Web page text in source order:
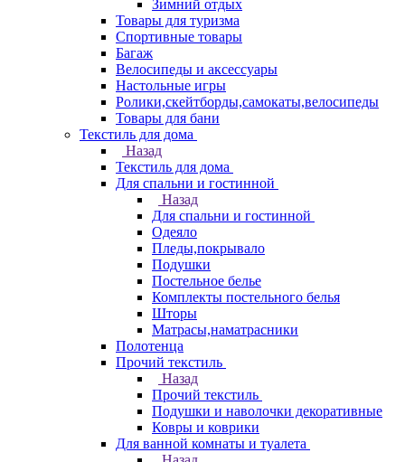
Зимний отдых
Товары для туризма
Спортивные товары
Багаж
Велосипеды и аксессуары
Настольные игры
Ролики,скейтборды,самокаты,велосипеды
Товары для бани
Текстиль для дома
Назад
Текстиль для дома
Для спальни и гостинной
Назад
Для спальни и гостинной
Одеяло
Пледы,покрывало
Подушки
Постельное белье
Комплекты постельного белья
Шторы
Матрасы,наматрасники
Полотенца
Прочий текстиль
Назад
Прочий текстиль
Подушки и наволочки декоративные
Ковры и коврики
Для ванной комнаты и туалета